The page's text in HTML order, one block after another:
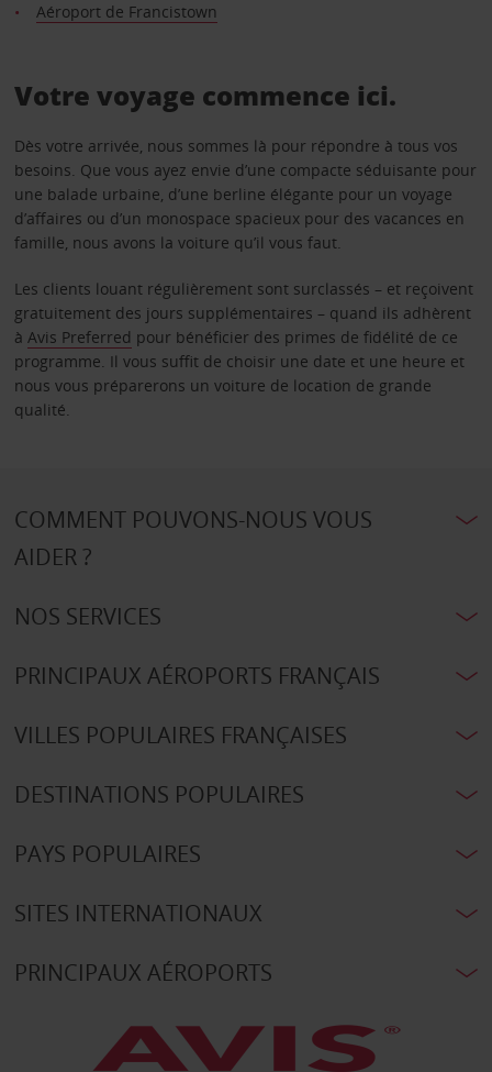
Aéroport de Francistown
Votre voyage commence ici.
Dès votre arrivée, nous sommes là pour répondre à tous vos
besoins. Que vous ayez envie d’une compacte séduisante pour
une balade urbaine, d’une berline élégante pour un voyage
d’affaires ou d’un monospace spacieux pour des vacances en
famille, nous avons la voiture qu’il vous faut.
Les clients louant régulièrement sont surclassés – et reçoivent
gratuitement des jours supplémentaires – quand ils adhèrent
à Avis Preferred pour bénéficier des primes de fidélité de ce
programme. Il vous suffit de choisir une date et une heure et
nous vous préparerons un voiture de location de grande
qualité.
COMMENT POUVONS-NOUS VOUS
AIDER ?
NOS SERVICES
PRINCIPAUX AÉROPORTS FRANÇAIS
VILLES POPULAIRES FRANÇAISES
DESTINATIONS POPULAIRES
PAYS POPULAIRES
SITES INTERNATIONAUX
PRINCIPAUX AÉROPORTS